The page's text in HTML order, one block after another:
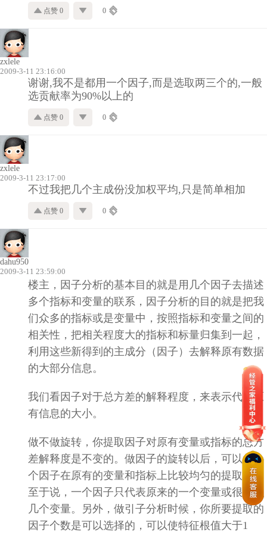
点赞 0 0
zxlele
2009-3-11 23:16:00
谢谢,我不是都用一个因子,而是选取两三个的,一般
选贡献率为90%以上的
点赞 0 0
zxlele
2009-3-11 23:17:00
不过我把几个主成份没加权平均,只是简单相加
点赞 0 0
dahu950
2009-3-11 23:59:00
楼主，因子分析的基本目的就是用几个因子去描述
多个指标和变量的联系 ， 因子分析的目的就是把我
们众多的指标或是变量中，按照指标和变量之间的
相关性，把相关程度大的指标和标量归集到一起，
利用这些新得到的主成分（因子）去解释原有数据
的大部分信息。
我们看因子对于总方差的解释程度，来表示代表原
有信息的大小。
做不做旋转，你提取因子对原有变量或指标的总方
差解释度是不变的。做因子的旋转以后，可以每一
个因子在原有的变量和指标上比较均匀的提取，不
至于说，一个因子只代表原来的一个变量或很少的
几个变量。另外，做引子分析时候，你所要提取的
因子个数是可以选择的，可以使特征根值大于1